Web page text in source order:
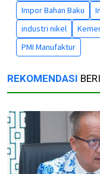
Impor Bahan Baku
industri nikel
PMI Manufaktur
REKOMENDASI